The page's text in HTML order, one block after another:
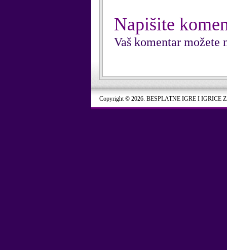
Napišite
Vaš komentar možete
Copyright © 2026. BESPLATNE IGRE I IGRICE